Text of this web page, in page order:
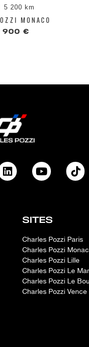
5 200 km
MONACO
900 €
SITES
Charles Pozzi Paris
Charles Pozzi
Charles Pozzi Lille
Charles Pozzi Le
Charles Pozzi Le
Charles Pozzi Vence